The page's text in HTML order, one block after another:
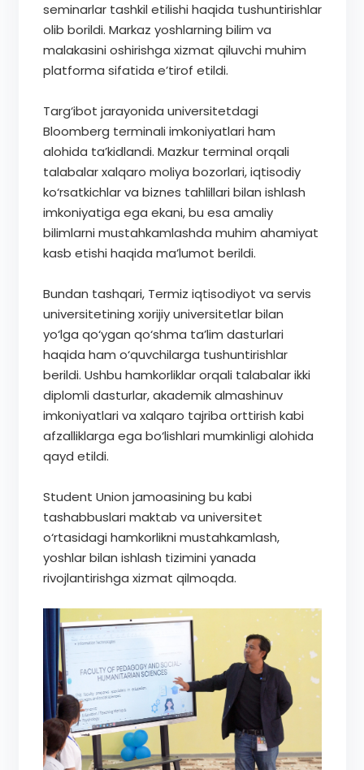
seminarlar tashkil etilishi haqida tushuntirishlar
olib borildi. Markaz yoshlarning bilim va
malakasini oshirishga xizmat qiluvchi muhim
platforma sifatida e’tirof etildi.
Targ‘ibot jarayonida universitetdagi
Bloomberg terminali imkoniyatlari ham
alohida ta’kidlandi. Mazkur terminal orqali
talabalar xalqaro moliya bozorlari, iqtisodiy
ko‘rsatkichlar va biznes tahlillari bilan ishlash
imkoniyatiga ega ekani, bu esa amaliy
bilimlarni mustahkamlashda muhim ahamiyat
kasb etishi haqida ma’lumot berildi.
Bundan tashqari, Termiz iqtisodiyot va servis
universitetining xorijiy universitetlar bilan
yo‘lga qo‘ygan qo‘shma ta’lim dasturlari
haqida ham o‘quvchilarga tushuntirishlar
berildi. Ushbu hamkorliklar orqali talabalar ikki
diplomli dasturlar, akademik almashinuv
imkoniyatlari va xalqaro tajriba orttirish kabi
afzalliklarga ega bo‘lishlari mumkinligi alohida
qayd etildi.
Student Union jamoasining bu kabi
tashabbuslari maktab va universitet
o‘rtasidagi hamkorlikni mustahkamlash,
yoshlar bilan ishlash tizimini yanada
rivojlantirishga xizmat qilmoqda.